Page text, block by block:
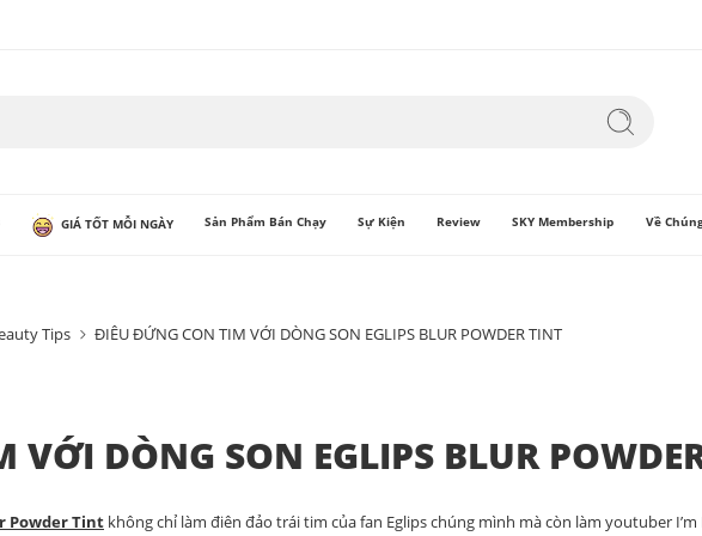
GIÁ TỐT MỖI NGÀY Sản Phẩm Bán Chạy Sự Kiện Review SKY Membership Về
Tips ĐIÊU ĐỨNG CON TIM VỚI DÒNG SON EGLIPS BLUR POWDER TINT
DÒNG SON EGLIPS BLUR
Powder Tint không chỉ làm điên đảo trái tim của fan Eglips chúng mình mà còn làm youtuber